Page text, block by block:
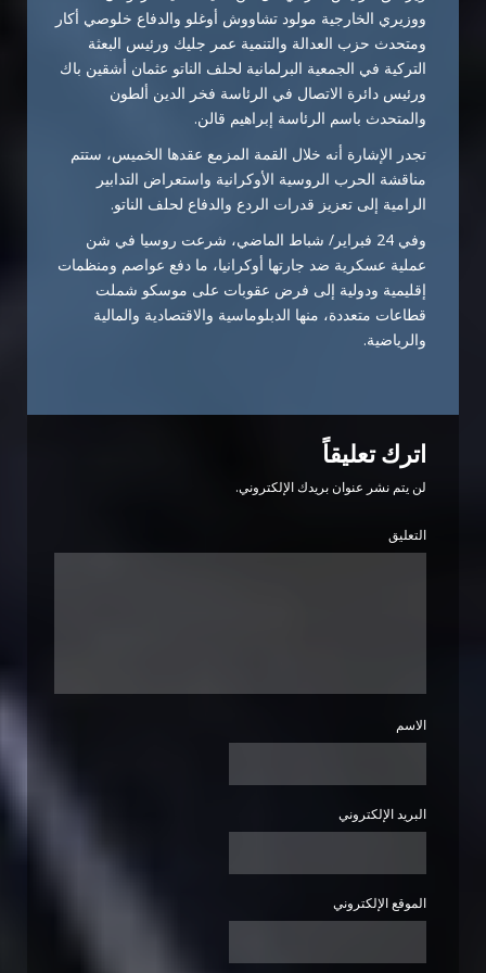
ووزيري الخارجية مولود تشاووش أوغلو والدفاع خلوصي أكار
ومتحدث حزب العدالة والتنمية عمر جليك ورئيس البعثة
التركية في الجمعية البرلمانية لحلف الناتو عثمان أشقين باك
ورئيس دائرة الاتصال في الرئاسة فخر الدين ألطون
والمتحدث باسم الرئاسة إبراهيم قالن.
تجدر الإشارة أنه خلال القمة المزمع عقدها الخميس، ستتم
مناقشة الحرب الروسية الأوكرانية واستعراض التدابير
الرامية إلى تعزيز قدرات الردع والدفاع لحلف الناتو.
وفي 24 فبراير/ شباط الماضي، شرعت روسيا في شن
عملية عسكرية ضد جارتها أوكرانيا، ما دفع عواصم ومنظمات
إقليمية ودولية إلى فرض عقوبات على موسكو شملت
قطاعات متعددة، منها الدبلوماسية والاقتصادية والمالية
والرياضية.
اترك تعليقاً
لن يتم نشر عنوان بريدك الإلكتروني.
التعليق
الاسم
البريد الإلكتروني
الموقع الإلكتروني